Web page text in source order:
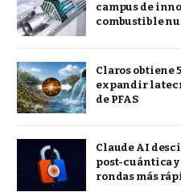
campus de
combustible
Claros obtiene
expandir la
de PFAS
Claude AI
post-cuántica y
rondas más